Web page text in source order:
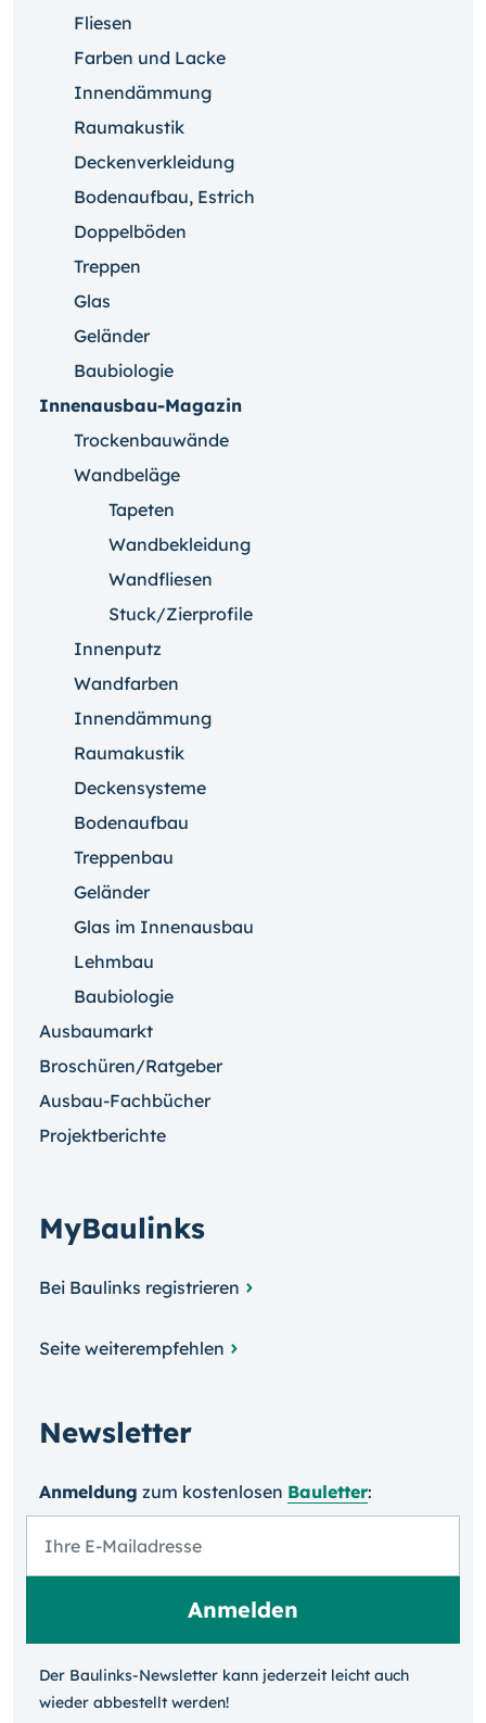
Fliesen
Farben und Lacke
Innendämmung
Raumakustik
Deckenverkleidung
Bodenaufbau, Estrich
Doppelböden
Treppen
Glas
Geländer
Baubiologie
Innenausbau-Magazin
Trockenbauwände
Wandbeläge
Tapeten
Wandbekleidung
Wandfliesen
Stuck/Zierprofile
Innenputz
Wandfarben
Innendämmung
Raumakustik
Deckensysteme
Bodenaufbau
Treppenbau
Geländer
Glas im Innenausbau
Lehmbau
Baubiologie
Ausbaumarkt
Broschüren/Ratgeber
Ausbau-Fachbücher
Projektberichte
MyBaulinks
Bei Baulinks registrieren
Seite weiterempfehlen
Newsletter
Anmeldung zum kosten­losen Bauletter:
Der Baulinks-Newsletter kann jeder­zeit leicht auch
wieder ab­bestellt werden!